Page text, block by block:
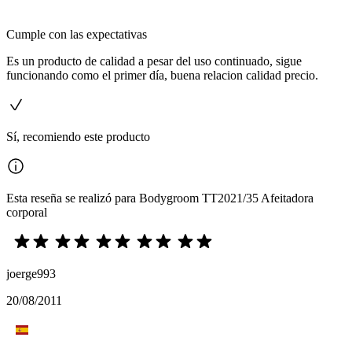
Cumple con las expectativas
Es un producto de calidad a pesar del uso continuado, sigue
funcionando como el primer día, buena relacion calidad precio.
Sí, recomiendo este producto
Esta reseña se realizó para Bodygroom TT2021/35 Afeitadora
corporal
joerge993
20/08/2011